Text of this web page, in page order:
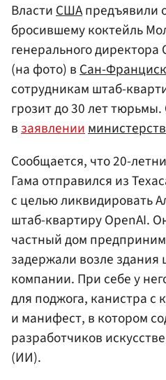
ВластиСШАпредъявили
бросившему коктейль
генерального директора
(на фото) вСан-
сотрудникам штаб-
грозит до 30 лет
взаявлении
Сообщается, что 20-
Гама отправился из
с целью ликвидировать
штаб-квартиру OpenAI.
частный дом
задержали возле
компании. При себе у
для поджога, канистра с
и манифест, в котором
разработчиков
(ИИ).